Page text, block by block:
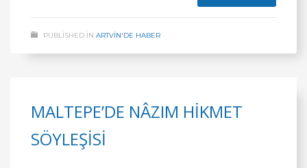
PUBLISHED IN ARTVİN'DE HABER
MALTEPE’DE NÂZIM HİKMET
SÖYLEŞİSİ